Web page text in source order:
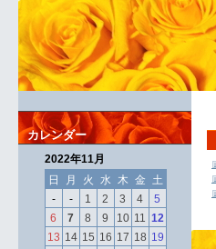
カレンダー
2022年11月
日
月 火 水 木 金 土
-
- 1 2 3 4
5
6
7 8 9 10 11 12
13 14 15 16 17 18 19